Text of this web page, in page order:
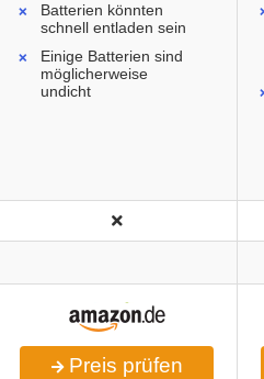
Batterien könnten
schnell entladen sein
Einige Batterien sind
möglicherweise
undicht
Preis prüfen